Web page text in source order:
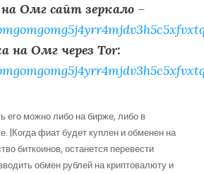
Омг сайт зеркало–
на Омг через Tor:
его можно либо на бирже, либо в
|Когда фиат будет куплен и обменен на
биткоинов, останется перевести
обмен рублей на криптовалюту и